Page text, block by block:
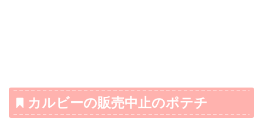
カルビーの販売中止のポテチ